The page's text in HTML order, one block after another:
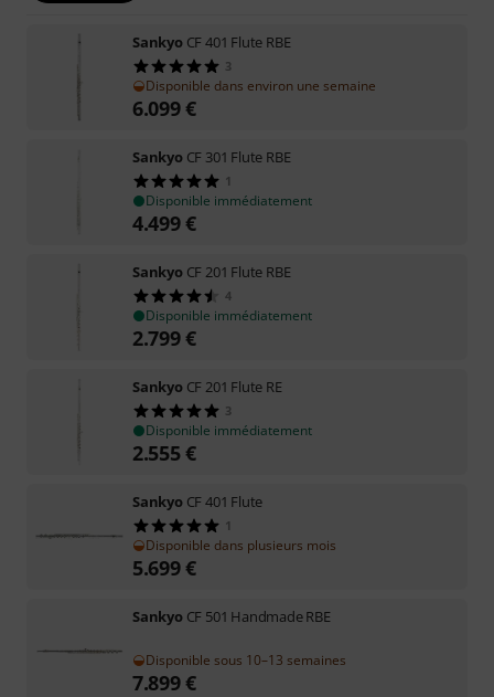
Sankyo CF 401 Flute RBE
3
Disponible dans environ une semaine
6.099€
Sankyo CF 301 Flute RBE
1
Disponible immédiatement
4.499€
Sankyo CF 201 Flute RBE
4
Disponible immédiatement
2.799€
Sankyo CF 201 Flute RE
3
Disponible immédiatement
2.555€
Sankyo CF 401 Flute
1
Disponible dans plusieurs mois
5.699€
Sankyo CF 501 Handmade RBE
Disponible sous 10–13 semaines
7.899€